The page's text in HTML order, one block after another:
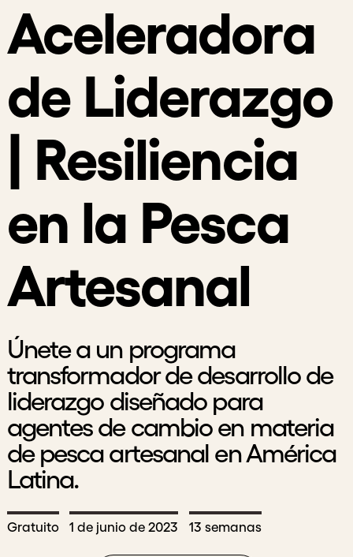
Aceleradora
de Liderazgo
| Resiliencia
en la Pesca
Artesanal
Únete a un programa
transformador de desarrollo de
liderazgo diseñado para
agentes de cambio en materia
de pesca artesanal en América
Latina.
Gratuito 1 de junio de 2023 13 semanas